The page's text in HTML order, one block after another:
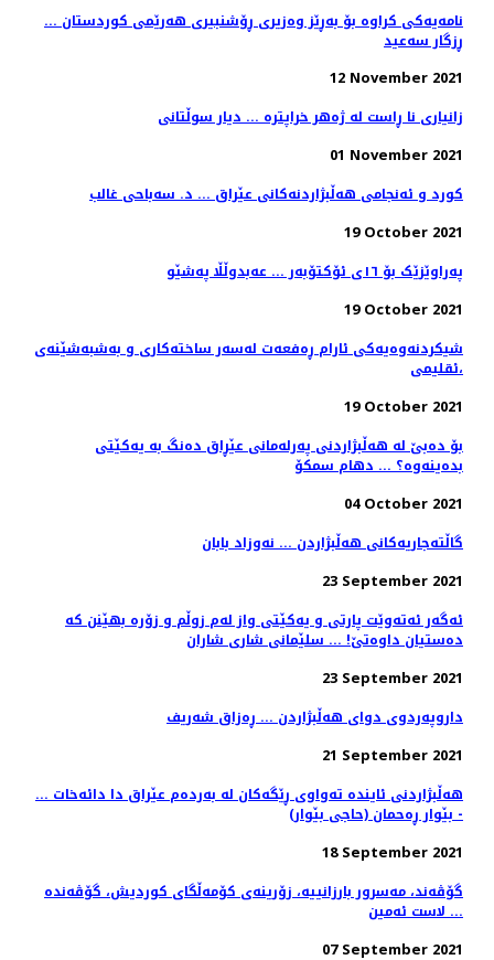
نامەیەکی کراوە بۆ بەڕێز وەزیری ڕۆشنبیری هەرێمی کوردستان ...
ڕزگار سەعید
12 November 2021
زانیاری نا ڕاست لە ژەهر خراپترە ... دیار سوڵتانی
01 November 2021
کورد و ئەنجامى هەڵبژاردنەکانى عێراق ... د. سەباحی غالب
19 October 2021
پەراوێزێک بۆ ١٦ی ئۆکتۆبەر ... عەبدوڵڵا پەشێو
19 October 2021
شیکردنەوەیەکی ئارام ڕەفعەت لەسەر ساختەکاری و بەشبەشێنەی
ئقلیمی،
19 October 2021
بۆ دەبێ لە هەڵبژاردنی پەرلەمانی عێڕاق دەنگ بە یەکێتی
بدەینەوە؟ ... دهام سمکۆ
04 October 2021
گاڵتەجاریەکانی هەڵبژاردن ... نەوزاد بابان
23 September 2021
ئەگەر ئەتەوێت پارتی و یەکێتی واز لەم زوڵم و زۆرە بهێنن کە
دەستیان داوەتێ! ... سلێمانی شاری شاران
23 September 2021
داروپەردوی دوای هەڵبژاردن ... ڕەزاق شەریف
21 September 2021
هەڵبژاردنی ئایندە تەواوی ڕێگەکان لە بەردەم عێراق دا دائەخات ...
- بێوار ڕەحمان (حاجی بێوار)
18 September 2021
گۆڤەند، مەسرور بارزانییە، زۆرینەی كۆمەڵگای كوردیش، گۆڤەندە
... لاست ئەمین
07 September 2021